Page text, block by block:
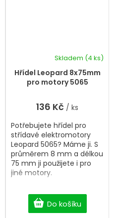
Hřídel Leopard 8x75mm
pro motory 5065
Skladem (4 ks)
136 Kč / ks
Do košíku
Potřebujete hřídel pro
střídavé elektromotory
Leopard 5065? Máme ji. S
průměrem 8 mm a délkou
75 mm ji použijete i pro
jiné motory.